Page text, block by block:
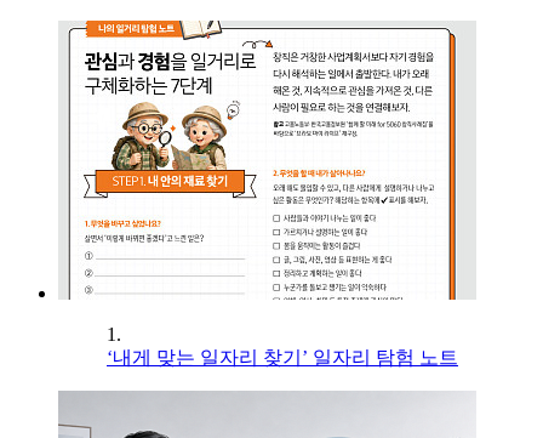
1.
‘내게 맞는 일자리 찾기’ 일자리 탐험 노트